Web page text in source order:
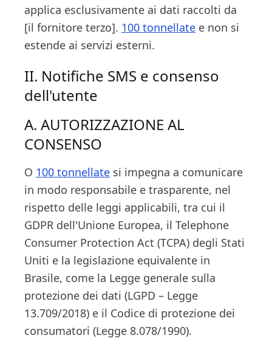
applica esclusivamente ai dati raccolti da
[il fornitore terzo]. 100 tonnellate e non si
estende ai servizi esterni.
II. Notifiche SMS e consenso
dell'utente
A. AUTORIZZAZIONE AL
CONSENSO
O 100 tonnellate si impegna a comunicare
in modo responsabile e trasparente, nel
rispetto delle leggi applicabili, tra cui il
GDPR dell'Unione Europea, il Telephone
Consumer Protection Act (TCPA) degli Stati
Uniti e la legislazione equivalente in
Brasile, come la Legge generale sulla
protezione dei dati (LGPD – Legge
13.709/2018) e il Codice di protezione dei
consumatori (Legge 8.078/1990).